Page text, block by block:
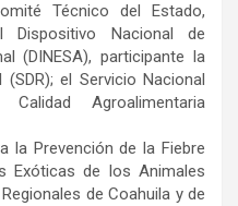
Técnico del Estado,
Nacional de
(DINESA), participante la
el Servicio Nacional
Agroalimentaria
la Prevención de la Fiebre
Exóticas de los Animales
de Coahuila y de